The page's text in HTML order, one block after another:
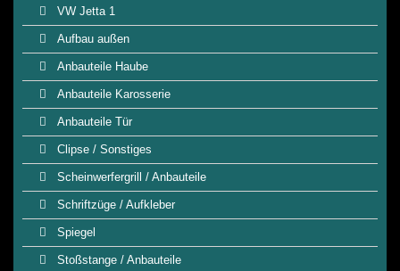
VW Jetta 1
Aufbau außen
Anbauteile Haube
Anbauteile Karosserie
Anbauteile Tür
Clipse / Sonstiges
Scheinwerfergrill / Anbauteile
Schriftzüge / Aufkleber
Spiegel
Stoßstange / Anbauteile